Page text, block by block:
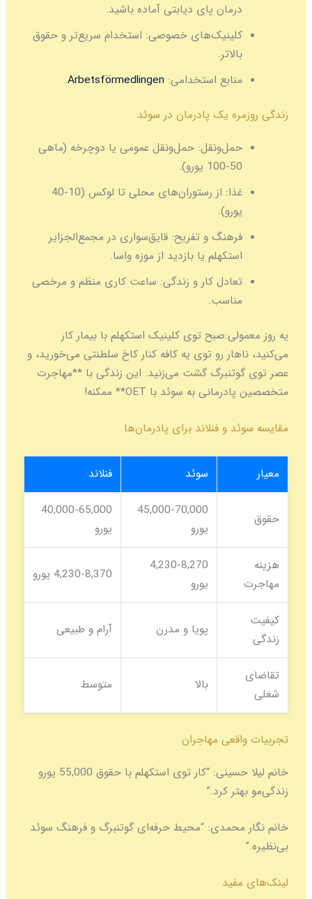
درمان پای دیابتی آماده باشید.
کلینیک‌های خصوصی: استخدام سریع‌تر و حقوق
بالاتر.
منابع استخدامی: Arbetsförmedlingen
.
زندگی روزمره یک پادرمان در سوئد
حمل‌ونقل: حمل‌ونقل عمومی یا دوچرخه (ماهی
50-100 یورو).
غذا:
از رستوران‌های محلی تا لوکس (10-40
یورو).
فرهنگ و تفریح: قایق‌سواری در مجمع‌الجزایر
استکهلم یا بازدید از موزه واسا.
تعادل کار و زندگی: ساعت کاری منظم و مرخصی
مناسب.
یه روز معمولی:صبح توی کلینیک استکهلم با بیمار کار
می‌کنید، ناهار رو توی یه کافه کنار کاخ سلطنتی می‌خورید، و
عصر توی گوتنبرگ گشت می‌زنید. این زندگی با **مهاجرت
متخصصین پادرمانی به سوئد با OET** ممکنه!
مقایسه سوئد و فنلاند برای پادرمان‌ها
معیار سوئد فنلاند
حقوق
45,000-70,000
یورو
40,000-65,000
یورو
هزینه
مهاجرت
4,230-8,270
یورو
4,230-8,370 یورو
کیفیت
زندگی
پویا و مدرن آرام و طبیعی
تقاضای
شغلی
بالا متوسط
تجربیات واقعی مهاجران
خانم لیلا حسینی:
“کار توی استکهلم با حقوق 55,000 یورو
زندگی‌مو بهتر کرد.”
خانم نگار محمدی: “محیط حرفه‌ای گوتنبرگ و فرهنگ سوئد
بی‌نظیره.”
لینک‌های مفید